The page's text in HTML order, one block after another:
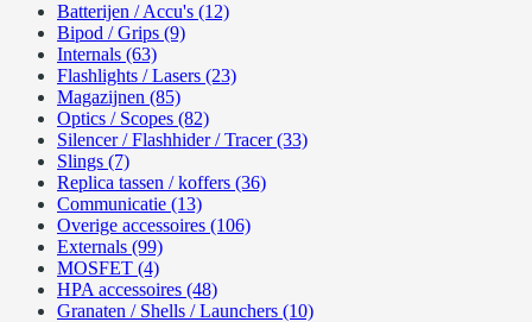
Batterijen / Accu's (12)
Bipod / Grips (9)
Internals (63)
Flashlights / Lasers (23)
Magazijnen (85)
Optics / Scopes (82)
Silencer / Flashhider / Tracer (33)
Slings (7)
Replica tassen / koffers (36)
Communicatie (13)
Overige accessoires (106)
Externals (99)
MOSFET (4)
HPA accessoires (48)
Granaten / Shells / Launchers (10)